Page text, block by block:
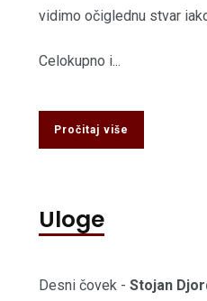
vidimo očiglednu stvar
Celokupno i...
Pročitaj više
Uloge
Desni čovek - Stojan